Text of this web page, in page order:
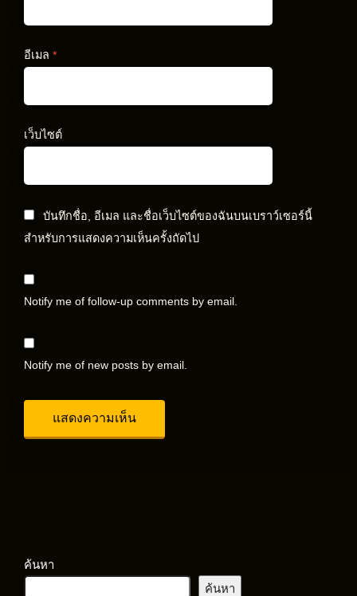
อีเมล *
เว็บไซต์
บันทึกชื่อ, อีเมล และชื่อเว็บไซต์ของฉันบนเบราว์เซอร์นี้
สำหรับการแสดงความเห็นครั้งถัดไป
Notify me of follow-up comments by email.
Notify me of new posts by email.
ค้นหา
ค้นหา